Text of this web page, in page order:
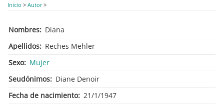
Inicio > Autor>
Nombres
Diana
Apellidos
Reches Mehler
Sexo
Mujer
Seudónimos
Diane Denoir
Fecha de nacimiento
21/1/1947